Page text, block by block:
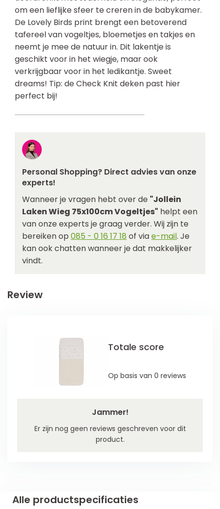
om een lieflijke sfeer te creren in de babykamer.
De Lovely Birds print brengt een betoverend
tafereel van vogeltjes, bloemetjes en takjes en
neemt je mee de natuur in. Dit lakentje is
geschikt voor in het wiegje, maar ook
verkrijgbaar voor in het ledikantje. Sweet
dreams! Tip: de Check Knit deken past hier
perfect bij!
Personal Shopping? Direct advies van onze
experts!
Wanneer je vragen hebt over de "Jollein
Laken Wieg 75x100cm Vogeltjes" helpt een
van onze experts je graag verder. Wij zijn te
bereiken op 085 - 0 16 17 18 of viae-mail. Je
kan ook chatten wanneer je dat makkelijker
vindt.
Review
Jammer!
Er zijn nog geen reviews geschreven voor dit
product.
Totale score
Op basis van 0 reviews
Alle productspecificaties